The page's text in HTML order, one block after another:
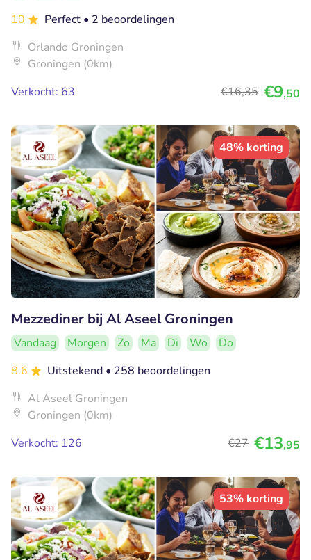
10
Perfect • 2 beoordelingen
Orlando Groningen
Groningen (0km)
Verkocht: 63
€16,35 €9,50
48% korting
Mezzediner bij Al Aseel Groningen
Vandaag Morgen Zo Ma Di Wo
Do
8.6
Uitstekend • 258 beoordelingen
Al Aseel Groningen
Groningen (0km)
Verkocht: 126
€27 €13,95
53% korting